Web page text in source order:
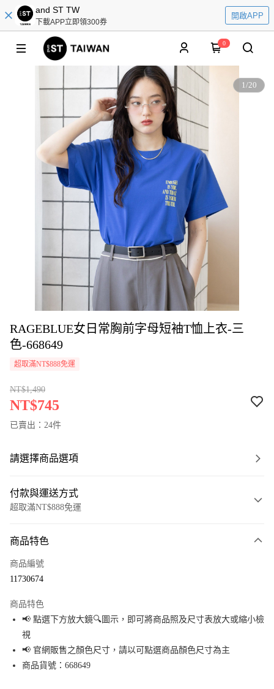
and ST TW
下載APP立即領300券
開啟APP
0
1/20
RAGEBLUE女日常胸前字母短袖T恤上衣-三
色-668649
超取滿NT$888免運
NT$1,490
NT$745
已賣出：24件
請選擇商品選項
付款與運送方式
超取滿NT$888免運
信用卡一次付款
Apple Pay
街口支付
悠遊付
商品特色
商品編號
11730674
商品特色
📢 點選下方放大鏡🔍圖示，即可將商品照及尺寸表放大或縮小檢
視
📢 官網販售之顏色尺寸，請以可點選商品顏色尺寸為主
商品貨號：668649